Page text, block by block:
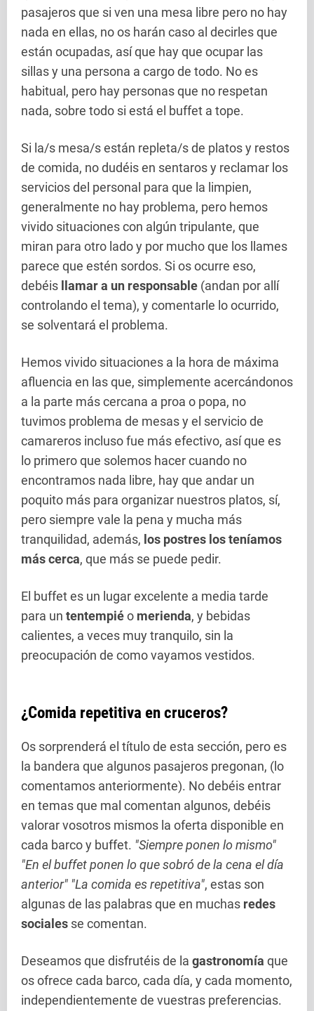
pasajeros que si ven una mesa libre pero no hay
nada en ellas, no os harán caso al decirles que
están ocupadas, así que hay que ocupar las
sillas y una persona a cargo de todo. No es
habitual, pero hay personas que no respetan
nada, sobre todo si está el buffet a tope.
Si la/s mesa/s están repleta/s de platos y restos
de comida, no dudéis en sentaros y reclamar los
servicios del personal para que la limpien,
generalmente no hay problema, pero hemos
vivido situaciones con algún tripulante, que
miran para otro lado y por mucho que los llames
parece que estén sordos. Si os ocurre eso,
debéis
llamar a un responsable (andan por allí
controlando el tema), y comentarle lo ocurrido,
se solventará el problema.
Hemos vivido situaciones a la hora de máxima
afluencia en las que, simplemente acercándonos
a la parte más cercana a proa o popa, no
tuvimos problema de mesas y el servicio de
camareros incluso fue más efectivo, así que es
lo primero que solemos hacer cuando no
encontramos nada libre, hay que andar un
poquito más para organizar nuestros platos, sí,
pero siempre vale la pena y mucha más
tranquilidad, además, los postres los teníamos
más cerca, que más se puede pedir.
El buffet es un lugar excelente a media tarde
para un tentempiéo merienda, y bebidas
calientes, a veces muy tranquilo, sin la
preocupación de como vayamos vestidos.
¿Comida repetitiva en cruceros?
Os sorprenderá el título de esta sección, pero es
la bandera que algunos pasajeros pregonan, (lo
comentamos anteriormente). No debéis entrar
en temas que mal comentan algunos, debéis
valorar vosotros mismos la oferta disponible en
cada barco y buffet. "Siempre ponen lo mismo"
"En el buffet ponen lo que sobró de la cena el día
anterior" "La comida es repetitiva", estas son
algunas de las palabras que en muchas redes
sociales se comentan.
Deseamos que disfrutéis de la gastronomía que
os ofrece cada barco, cada día, y cada momento,
independientemente de vuestras preferencias.